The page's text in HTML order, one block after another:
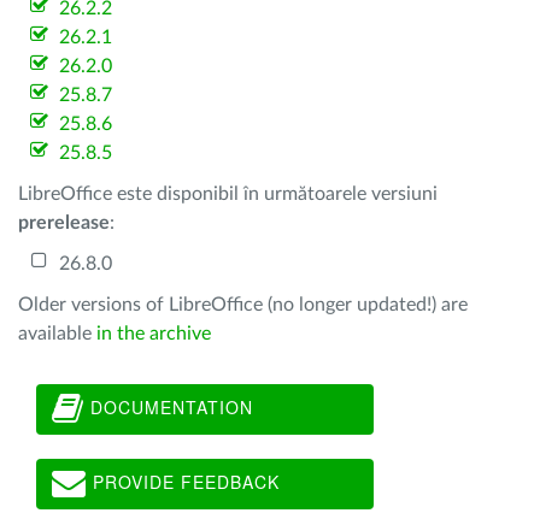
26.2.2
26.2.1
26.2.0
25.8.7
25.8.6
25.8.5
LibreOffice este disponibil în următoarele versiuni
prerelease:
26.8.0
Older versions of LibreOffice (no longer updated!) are
available in the archive
DOCUMENTATION
PROVIDE FEEDBACK